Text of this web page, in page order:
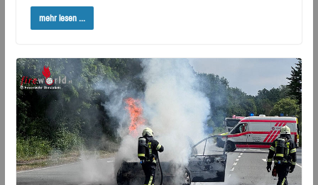
mehr lesen ...